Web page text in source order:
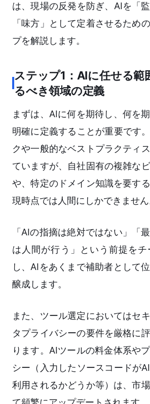
は、現場の反発を防ぎ、AIを「
「味方」として定着させるため
プを解説します。
ステップ1：AIに任せる範
るべき領域の定義
まずは、AIに何を期待し、何を
明確に定義することが重要です
クや一般的なベストプラクティ
ていますが、自社固有の複雑な
や、特定のドメイン知識を要する
現時点では人間にしかできません
「AIの指摘は絶対ではない」「
は人間が行う」という前提を
し、AIをあくまで補助者として
醸成します。
また、ツール選定においてはセ
タプライバシーの要件を厳格に
ります。AIツールの料金体系や
シー（入力したソースコードが
利用されるかどうか等）は、市